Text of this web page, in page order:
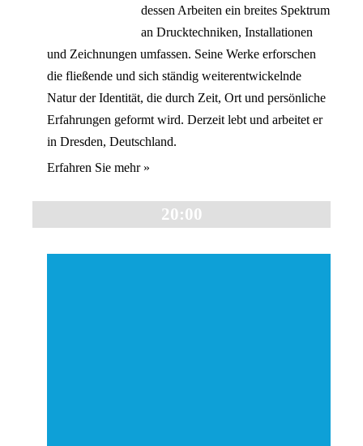
dessen Arbeiten ein breites Spektrum
an Drucktechniken, Installationen
und Zeichnungen umfassen. Seine Werke erforschen
die fließende und sich ständig weiterentwickelnde
Natur der Identität, die durch Zeit, Ort und persönliche
Erfahrungen geformt wird. Derzeit lebt und arbeitet er
in Dresden, Deutschland.
Erfahren Sie mehr »
20:00